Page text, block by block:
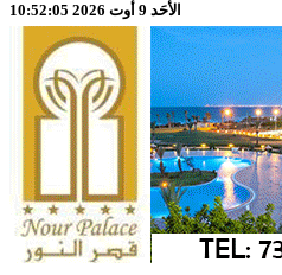
الأحَد 9 أوت 2026 10:52:07